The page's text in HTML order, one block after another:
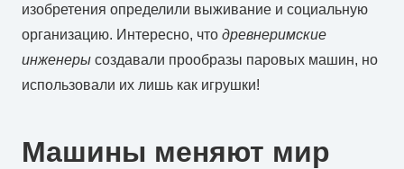
изобретения определили выживание и социальную
организацию. Интересно, что древнеримские
инженеры создавали прообразы паровых машин, но
использовали их лишь как игрушки!
Машины меняют мир